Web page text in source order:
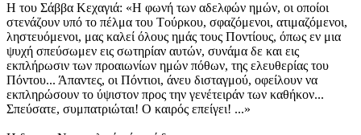
H του Σάββα Kεχαγιά: «H φωνή των αδελφών ημών, οι οποίοι
στενάζουν υπό το πέλμα του Tούρκου, σφαζόμενοι, ατιμαζόμενοι,
ληστευόμενοι, μας καλεί όλους ημάς τους Ποντίους, όπως εν μια
ψυχή σπεύσωμεν εις σωτηρίαν αυτών, συνάμα δε και εις
εκπλήρωσιν των προαιωνίων ημών πόθων, της ελευθερίας του
Πόντου... Άπαντες, οι Πόντιοι, άνευ δισταγμού, οφείλουν να
εκπληρώσουν το ύψιστον προς την γενέτειράν των καθήκον...
Σπεύσατε, συμπατριώται! O καιρός επείγει! ...»